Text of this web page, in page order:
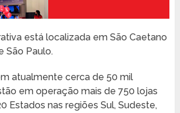
está localizada em São Caetano
São Paulo.
atualmente cerca de 50 mil
em operação mais de 750 lojas
Estados nas regiões Sul, Sudeste,